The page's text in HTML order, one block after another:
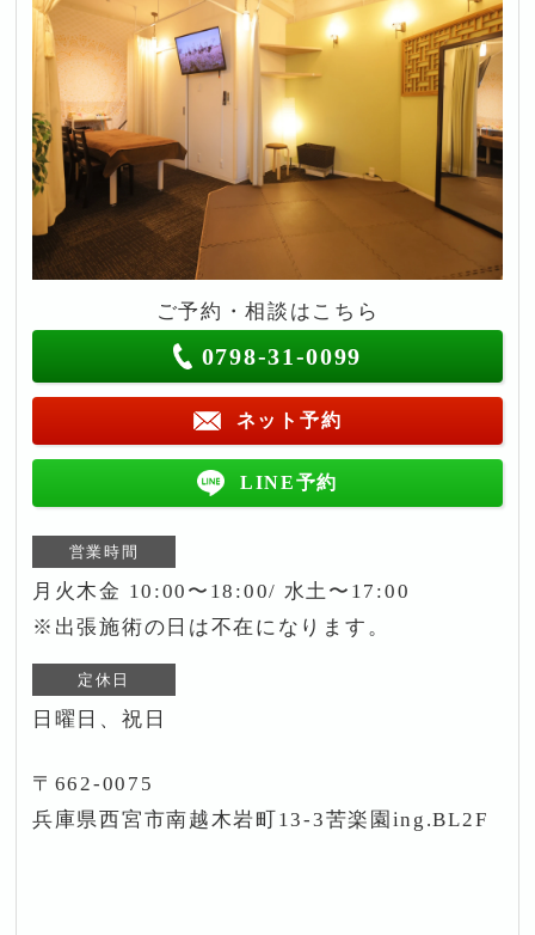
ご予約・相談はこちら
0798-31-0099
ネット予約
LINE予約
営業時間
月火木金 10:00〜18:00/ 水土〜17:00
※出張施術の日は不在になります。
定休日
日曜日、祝日
〒662-0075
兵庫県西宮市南越木岩町13-3苦楽園ing.BL2F